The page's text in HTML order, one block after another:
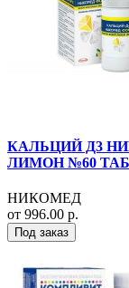
КАЛЬЦИЙ Д3
ЛИМОН №60
НИКОМЕД
от 996.00 р.
Под заказ